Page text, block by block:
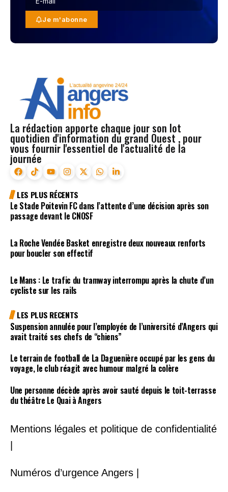
Je m'abonne
La rédaction apporte chaque jour son lot
quotidien d'information du grand Ouest , pour
vous fournir l'essentiel de l'actualité de la
journée
LES PLUS RÉCENTS
Le Stade Poitevin FC dans l’attente d’une décision après son
passage devant le CNOSF
La Roche Vendée Basket enregistre deux nouveaux renforts
pour boucler son effectif
Le Mans : Le trafic du tramway interrompu après la chute d’un
cycliste sur les rails
LES PLUS RECENTS
Suspension annulée pour l’employée de l’université d’Angers qui
avait traité ses chefs de “chiens”
Le terrain de football de La Daguenière occupé par les gens du
voyage, le club réagit avec humour malgré la colère
Une personne décède après avoir sauté depuis le toit-terrasse
du théâtre Le Quai à Angers
Mentions légales et politique de confidentialité
Numéros d’urgence Angers |